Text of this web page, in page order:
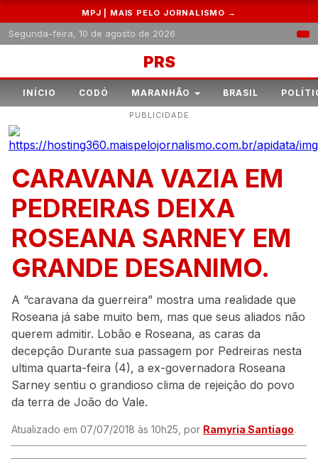
MPJ | MAIS PELO JORNALISMO →
Segunda-feira, 10 de agosto de 2026
PRS
INÍCIO CODÓ MARANHÃO BRASIL
PUBLICIDADE
CARAVANA VAZIA EM
PEDREIRAS DEIXA
ROSEANA SARNEY EM
GRANDE DESANIMO.
A “caravana da guerreira” mostra uma realidade que
Roseana já sabe muito bem, mas que seus aliados não
querem admitir. Lobão e Roseana, as caras da
decepção Durante sua passagem por Pedreiras nesta
ultima quarta-feira (4), a ex-governadora Roseana
Sarney sentiu o grandioso clima de rejeição do povo
da terra de João do Vale.
Atualizado em 07/07/2018 às 10h25, por Ramyria Santiago.